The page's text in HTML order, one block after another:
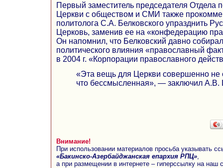
Первый заместитель председателя Отдела
Церкви с обществом и СМИ также
политолога С.А. Белковского упразднить
Церковь, заменив ее на «конфедерацию
Он напомнил, что Белковский давно
политического влияния «православный
в 2004 г. «Корпорации православного
«Эта вещь для Церкви совершенно не
что бессмысленная», — заключил А.В.
Внимание!
При использовании материалов просьба указывать
«Бакинско-Азербайджанская епархия РПЦ»
а при размещении в интернете – гиперссылку на наш